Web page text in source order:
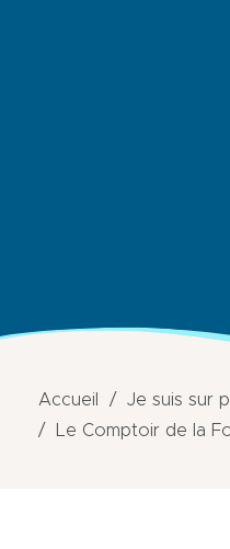
Accueil Je suis sur
Le Comptoir de la